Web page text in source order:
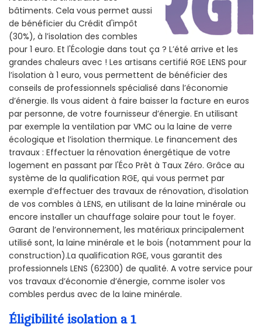
bâtiments. Cela vous permet aussi
de bénéficier du Crédit d'impôt
(30%), à l’isolation des combles
pour 1 euro. Et l'Écologie dans tout ça ? L’été arrive et les
grandes chaleurs avec ! Les artisans certifié RGE LENS pour
l’isolation à 1 euro, vous permettent de bénéficier des
conseils de professionnels spécialisé dans l’économie
d’énergie. Ils vous aident à faire baisser la facture en euros
par personne, de votre fournisseur d’énergie. En utilisant
par exemple la ventilation par VMC ou la laine de verre
écologique et l’isolation thermique. Le financement des
travaux : Effectuer la rénovation énergétique de votre
logement en passant par l'Éco Prêt à Taux Zéro. Grâce au
système de la qualification RGE, qui vous permet par
exemple d’effectuer des travaux de rénovation, d’isolation
de vos combles à LENS, en utilisant de la laine minérale ou
encore installer un chauffage solaire pour tout le foyer.
Garant de l’environnement, les matériaux principalement
utilisé sont, la laine minérale et le bois (notamment pour la
construction).La qualification RGE, vous garantit des
professionnels LENS (62300) de qualité. A votre service pour
vos travaux d’économie d’énergie, comme isoler vos
combles perdus avec de la laine minérale.
Éligibilité isolation a 1